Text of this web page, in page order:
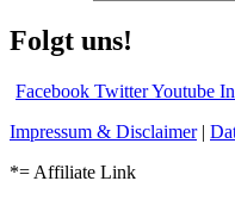
Folgt uns!
Facebook TwitterYoutube
Impressum & Disclaimer|
*= Affiliate Link